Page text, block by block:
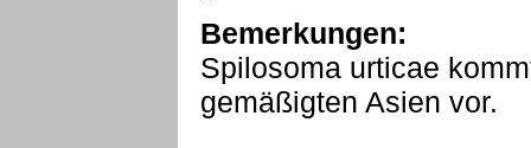
Bemerkungen:
Spilosoma urticae
gemäßigten Asien vor.